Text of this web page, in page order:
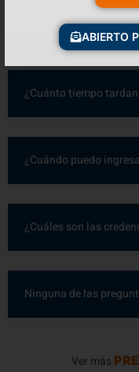
¿Ya estoy
¿Cuánto tiempo
¿Cuándo puedo
¿Cuáles son las
Ninguna de las
Ver más
ABIERTO